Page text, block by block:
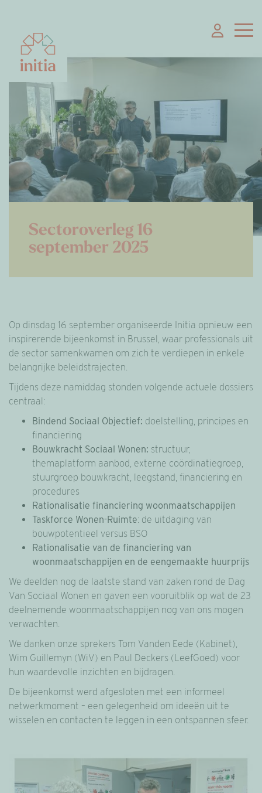
Sectoroverleg 16
september 2025
Op dinsdag 16 september organiseerde Initia opnieuw een
inspirerende bijeenkomst in Brussel, waar professionals uit
de sector samenkwamen om zich te verdiepen in enkele
belangrijke beleidstrajecten.
Tijdens deze namiddag stonden volgende actuele dossiers
centraal:
Bindend Sociaal Objectief: doelstelling, principes en
financiering
Bouwkracht Sociaal Wonen: structuur,
themaplatform aanbod, externe coördinatiegroep,
stuurgroep bouwkracht, leegstand, financiering en
procedures
Rationalisatie financiering woonmaatschappijen
Taskforce Wonen-Ruimte: de uitdaging van
bouwpotentieel versus BSO
Rationalisatie van de financiering van
woonmaatschappijen en de eengemaakte huurprijs
We deelden nog de laatste stand van zaken rond de Dag
Van Sociaal Wonen en gaven een vooruitblik op wat de 23
deelnemende woonmaatschappijen nog van ons mogen
verwachten.
We danken onze sprekers Tom Vanden Eede (Kabinet),
Wim Guillemyn (WiV) en Paul Deckers (LeefGoed) voor
hun waardevolle inzichten en bijdragen.
De bijeenkomst werd afgesloten met een informeel
netwerkmoment – een gelegenheid om ideeën uit te
wisselen en contacten te leggen in een ontspannen sfeer.